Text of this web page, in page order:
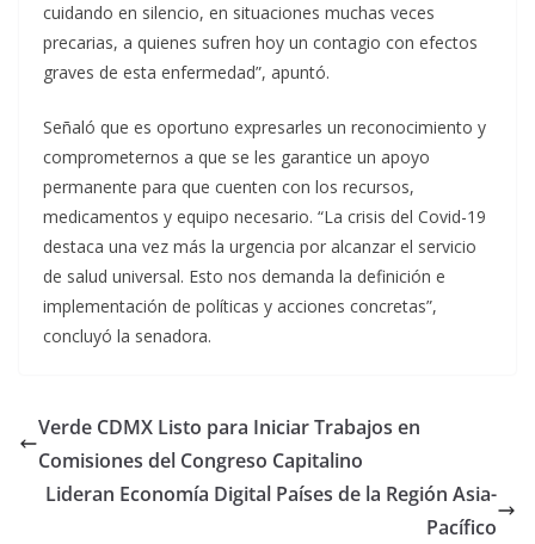
cuidando en silencio, en situaciones muchas veces
precarias, a quienes sufren hoy un contagio con efectos
graves de esta enfermedad”, apuntó.
Señaló que es oportuno expresarles un reconocimiento y
comprometernos a que se les garantice un apoyo
permanente para que cuenten con los recursos,
medicamentos y equipo necesario. “La crisis del Covid-19
destaca una vez más la urgencia por alcanzar el servicio
de salud universal. Esto nos demanda la definición e
implementación de políticas y acciones concretas”,
concluyó la senadora.
Verde CDMX Listo para Iniciar Trabajos en
Comisiones del Congreso Capitalino
Lideran Economía Digital Países de la Región Asia-
Pacífico